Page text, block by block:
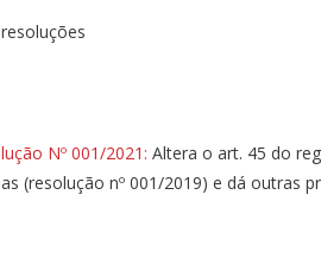
Nº 001/2021: Altera o art. 45 do
(resolução nº 001/2019) e dá outras